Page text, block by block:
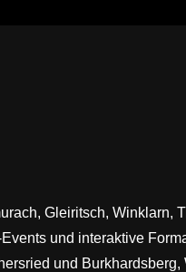
Gleiritsch, Winklarn,
und interaktive
und